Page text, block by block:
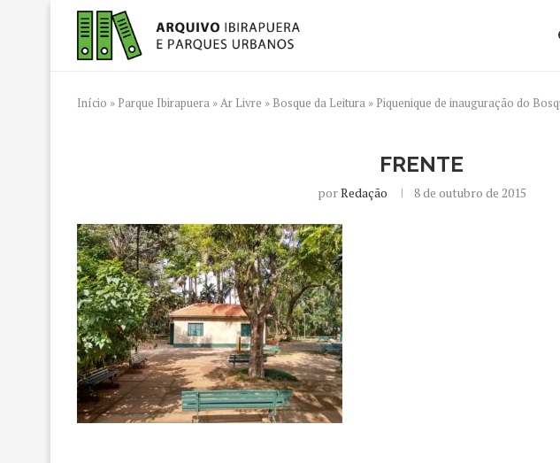
Início » Parque Ibirapuera »Ar Livre » Bosque da Leitura » Piquenique de inauguração do
FRENTE
porRedação 8 de outubro de 2015